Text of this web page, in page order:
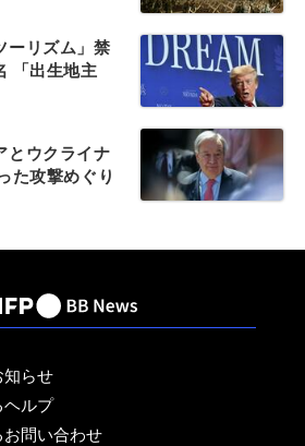
ーリズム」禁
「出生地主
とウクライナ
た攻撃めぐり
知らせ
ヘルプ
問い合わせ